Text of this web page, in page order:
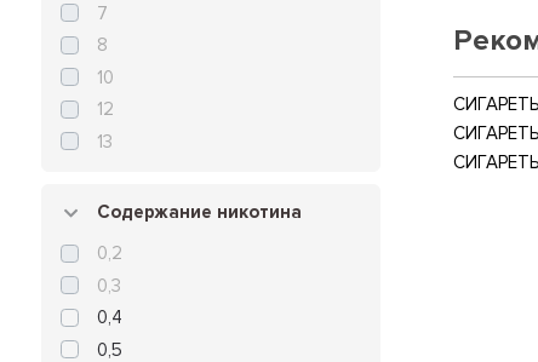
7
8
10
12
13
Содержание никотина
0,2
0,3
0,4
0,5
СИГАРЕТЫ
СИГАРЕТЫ